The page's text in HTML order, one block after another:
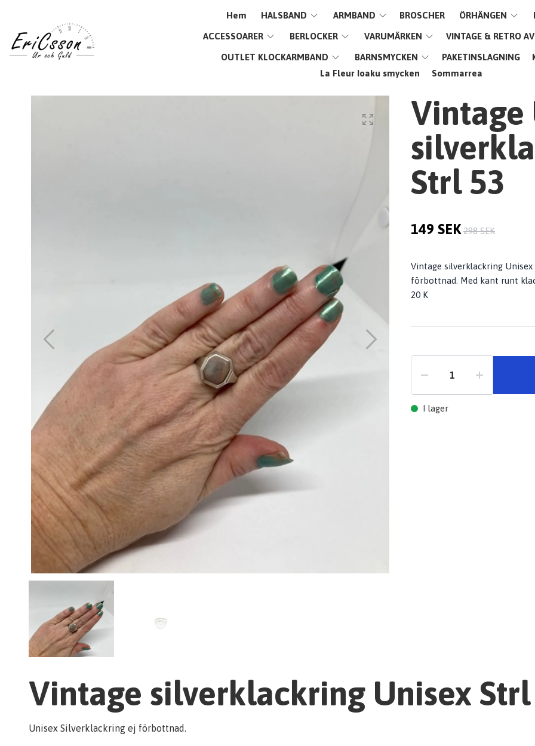
Hem HALSBAND ARMBAND BROSCHER ÖRHÄNGEN
ACCESSOARER BERLOCKER VARUMÄRKEN VINTAGE & RETRO
OUTLET KLOCKARMBAND BARNSMYCKEN PAKETINSLAGNING
La Fleur Ioaku smycken
Sommarrea
Vintage
Strl 53
149 SEK 298 SEK
Vintage silverklackring
förbottnad. Med kant runt
20 K
I lager
Vintage silverklackring Unisex
Unisex Silverklackring ej förbottnad.